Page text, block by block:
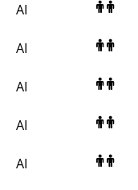
AI
AI
AI
AI
AI